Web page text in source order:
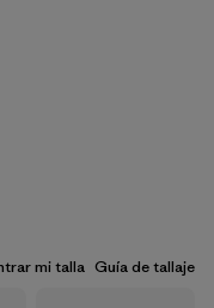
mi talla Guía de tallaje